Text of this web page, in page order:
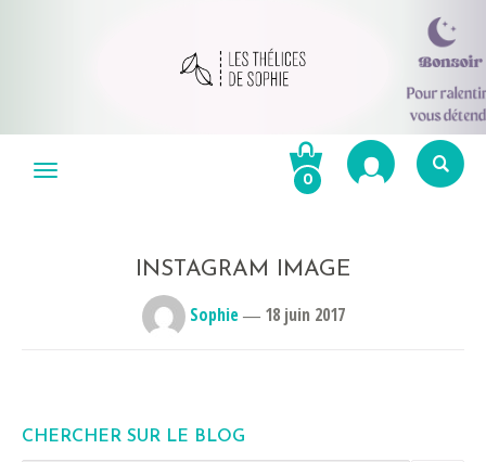
Menu 0
INSTAGRAM IMAGE
Sophie― 18 juin 2017
CHERCHER SUR LE BLOG